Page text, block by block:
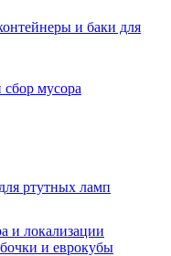
и баки для
сбор мусора
ртутных ламп
и локализации
и еврокубы